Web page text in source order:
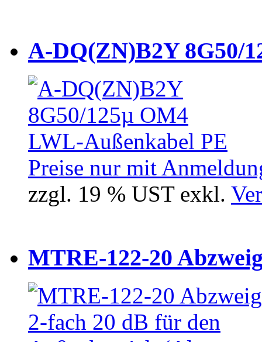
A-DQ(ZN)B2Y 8G50/
Preise nur mit
zzgl. 19 % UST exkl.
MTRE-122-20